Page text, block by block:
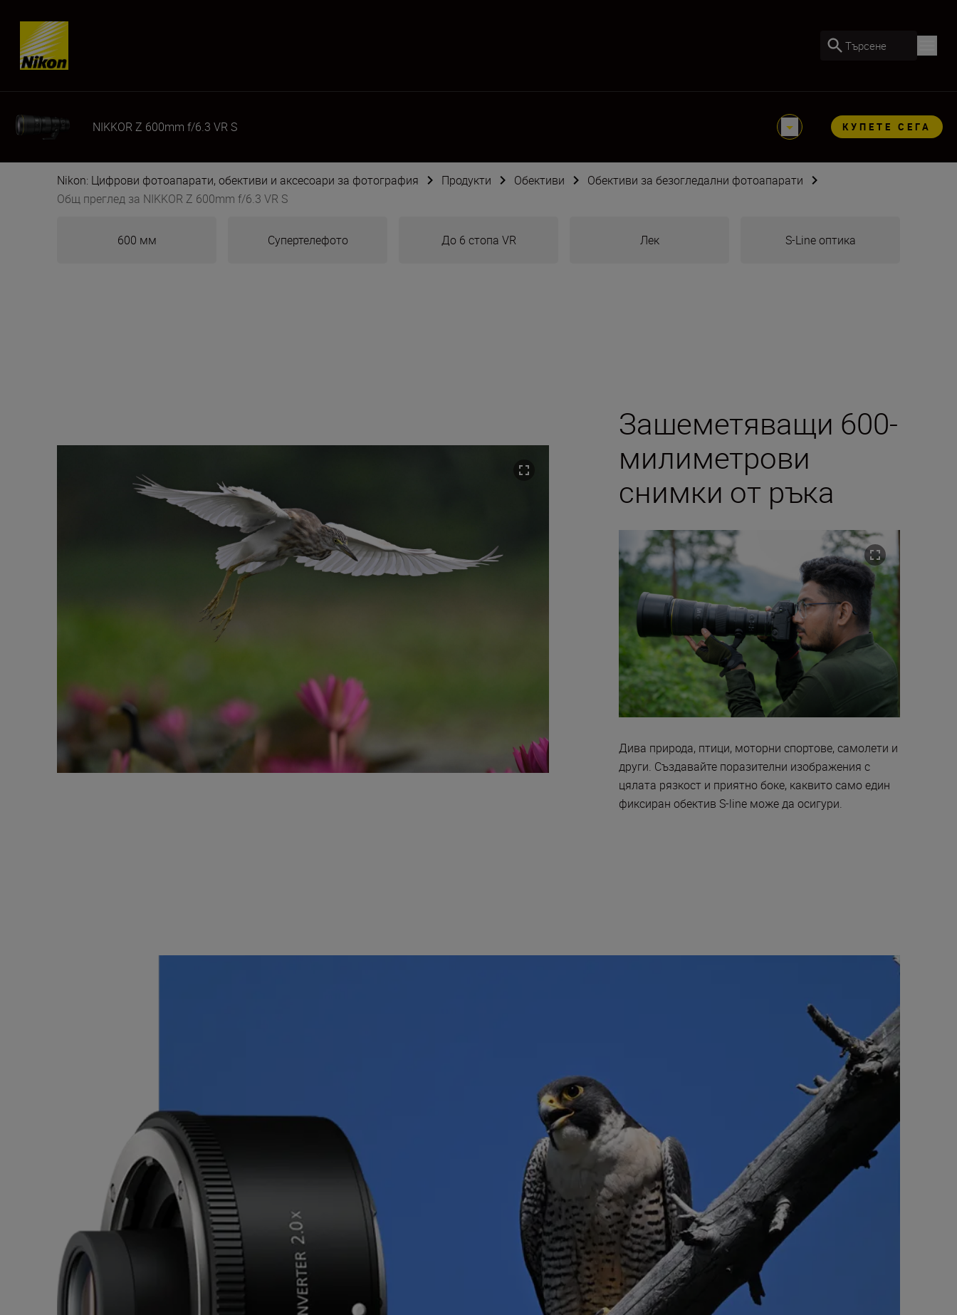
Skip content
Търсене
NIKKOR Z 600mm f/6.3 VR S КУПЕТЕ СЕГА
Nikon: Цифрови фотоапарати, обективи и аксесоари за фотография Продукти Обективи
Обективи за безогледални фотоапарати
Общ преглед за NIKKOR Z 600mm f/6.3 VR S
600 мм Супертелефото До 6 стопа VR Лек S-Line оптика
Зашеметяващи 600-
милиметрови
снимки от ръка
Дива природа, птици, моторни спортове, самолети и
други. Създавайте поразителни изображения с
цялата рязкост и приятно боке, каквито само един
фиксиран обектив S-line може да осигури.